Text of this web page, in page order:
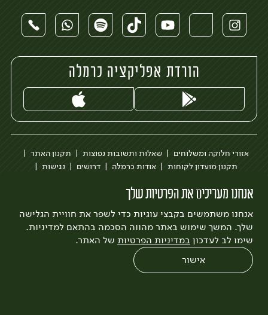
אנחנו מעריכים את הפרטיות שלך
אנחנו משתמשים בקבצי עוגיות כדי לשפר את חוויית הגלישה
שלך. המשך שימוש באתר מהווה הסכמה בהתאם למדיניות.
שימו לב לעדכון במדיניות הפרטיות של האתר.
אישור
הורדת אפליקציה כרמלה
אזורי חלוקה ומשלוחים שאלות ותשובות נפוצות
תקנון האתר
תקנון מועדון לקוחות
אודות כרמלה דרושים
נגישות
לצפייה בעדכון מדיניות פרטיות
עיצוב:3bears פיתוח:Quatro